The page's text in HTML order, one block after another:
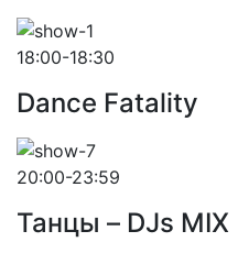
18:00-18:30
Dance Fatality
20:00-23:59
Танцы – DJs MIX